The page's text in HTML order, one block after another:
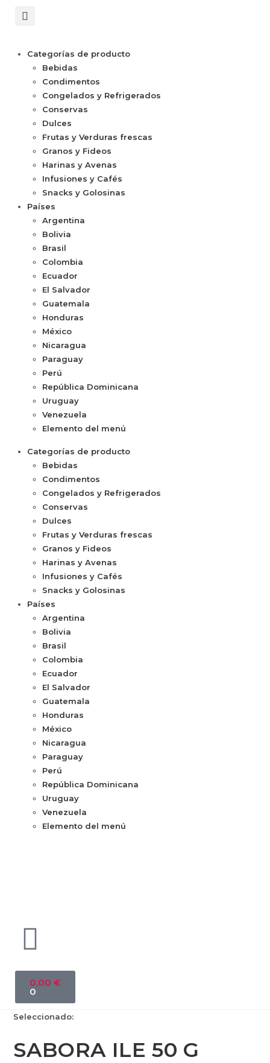
Categorías de producto
Bebidas
Condimentos
Congelados y Refrigerados
Conservas
Dulces
Frutas y Verduras frescas
Granos y Fideos
Harinas y Avenas
Infusiones y Cafés
Snacks y Golosinas
Países
Argentina
Bolivia
Brasil
Colombia
Ecuador
El Salvador
Guatemala
Honduras
México
Nicaragua
Paraguay
Perú
República Dominicana
Uruguay
Venezuela
Elemento del menú
Categorías de producto
Bebidas
Condimentos
Congelados y Refrigerados
Conservas
Dulces
Frutas y Verduras frescas
Granos y Fideos
Harinas y Avenas
Infusiones y Cafés
Snacks y Golosinas
Países
Argentina
Bolivia
Brasil
Colombia
Ecuador
El Salvador
Guatemala
Honduras
México
Nicaragua
Paraguay
Perú
República Dominicana
Uruguay
Venezuela
Elemento del menú
0,00 €
0
Seleccionado:
SABORA ILE 50 G